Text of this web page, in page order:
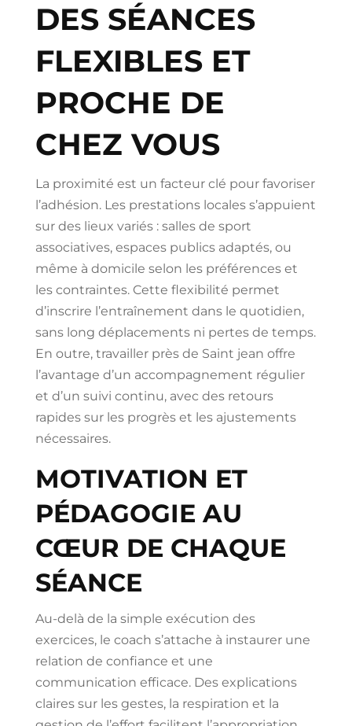
DES SÉANCES
FLEXIBLES ET
PROCHE DE
CHEZ VOUS
La proximité est un facteur clé pour favoriser
l’adhésion. Les prestations locales s’appuient
sur des lieux variés : salles de sport
associatives, espaces publics adaptés, ou
même à domicile selon les préférences et
les contraintes. Cette flexibilité permet
d’inscrire l’entraînement dans le quotidien,
sans long déplacements ni pertes de temps.
En outre, travailler près de Saint jean offre
l’avantage d’un accompagnement régulier
et d’un suivi continu, avec des retours
rapides sur les progrès et les ajustements
nécessaires.
MOTIVATION ET
PÉDAGOGIE AU
CŒUR DE CHAQUE
SÉANCE
Au-delà de la simple exécution des
exercices, le coach s’attache à instaurer une
relation de confiance et une
communication efficace. Des explications
claires sur les gestes, la respiration et la